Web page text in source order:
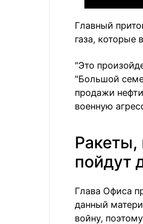
Главный
газа, которые
"Это
"Большой
продажи
военную
Ракеты,
пойдут
Глава Офиса
данный
войну,